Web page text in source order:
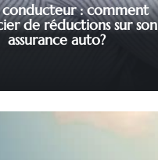
conducteur : comment
de réductions sur son
assurance auto?